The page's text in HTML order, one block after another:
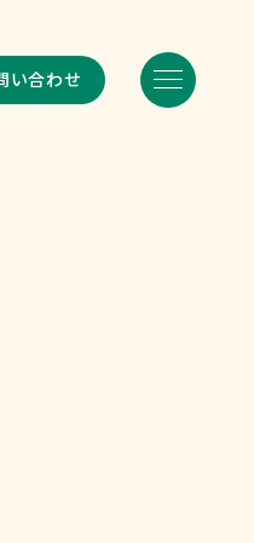
い合わせ